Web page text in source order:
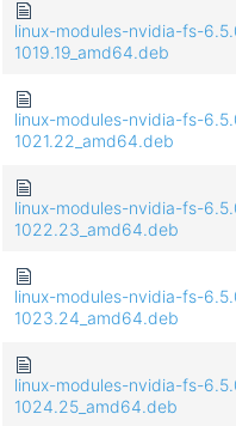
linux-modules-nvidia-fs-
1019.19_amd64.deb
linux-modules-nvidia-fs-
1021.22_amd64.deb
linux-modules-nvidia-fs-
1022.23_amd64.deb
linux-modules-nvidia-fs-
1023.24_amd64.deb
linux-modules-nvidia-fs-
1024.25_amd64.deb